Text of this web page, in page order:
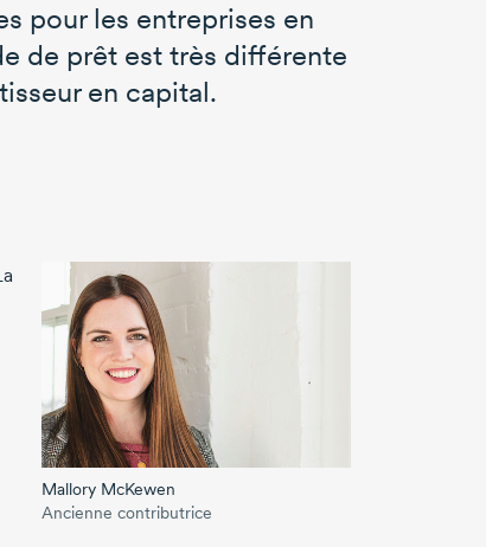
pour les entreprises en
de prêt est très différente
en capital.
Mallory McKewen
Ancienne contributrice